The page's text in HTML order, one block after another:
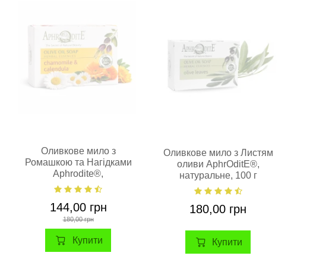
Оливкове мило з
Ромашкою та Нагідками
Aphrodite®,
натуральне,100 г
144,00 грн
180,00 грн
Купити
Оливкове мило з Листям
оливи AphrOditE®,
натуральне, 100 г
180,00 грн
Купити